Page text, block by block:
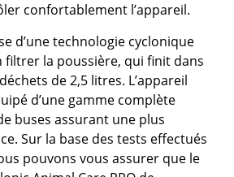
confortablement l’appareil.
d’une technologie cyclonique
filtrer la poussière, qui finit dans
de 2,5 litres. L’appareil
d’une gamme complète
buses assurant une plus
Sur la base des tests effectués
pouvons vous assurer que le